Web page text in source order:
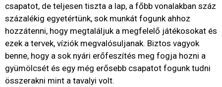
csapatot, de teljesen tiszta a lap, a főbb vonalakban száz
százalékig egyetértünk, sok munkát fogunk ahhoz
hozzátenni, hogy megtaláljuk a megfelelő játékosokat és
ezek a tervek, víziók megvalósuljanak. Biztos vagyok
benne, hogy a sok nyári erőfeszítés meg fogja hozni a
gyümölcsét és egy még erősebb csapatot fogunk tudni
összerakni mint a tavalyi volt.